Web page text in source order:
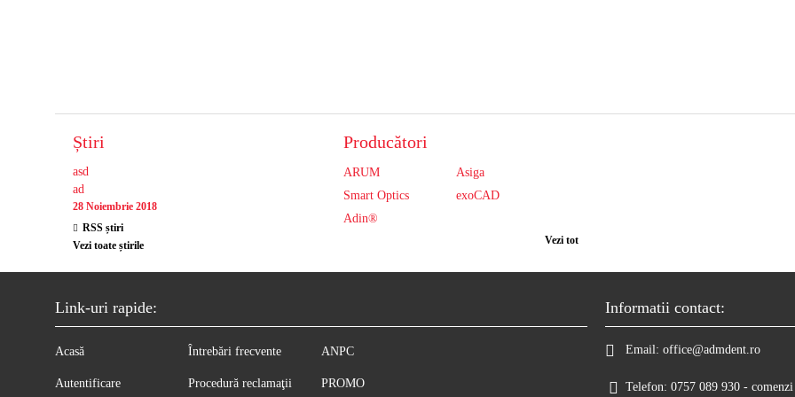
Știri
asd
ad
28 Noiembrie 2018
RSS știri
Vezi toate știrile
Producători
ARUM
Asiga
Smart Optics
exoCAD
Adin®
Vezi tot
Link-uri rapide:
Acasă
Autentificare
Întrebări frecvente
Procedură reclamaţii
ANPC
PROMO
Informatii contact:
Email: office@admdent.ro
Telefon: 0757 089 930 -